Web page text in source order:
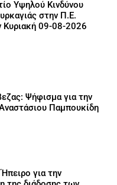
Υψηλού Κινδύνου
στην Π.Ε.
Κυριακή 09-08-2026
Ψήφισμα για την
Παμπουκίδη
για την